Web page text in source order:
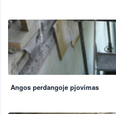
Angos perdangoje pjovimas